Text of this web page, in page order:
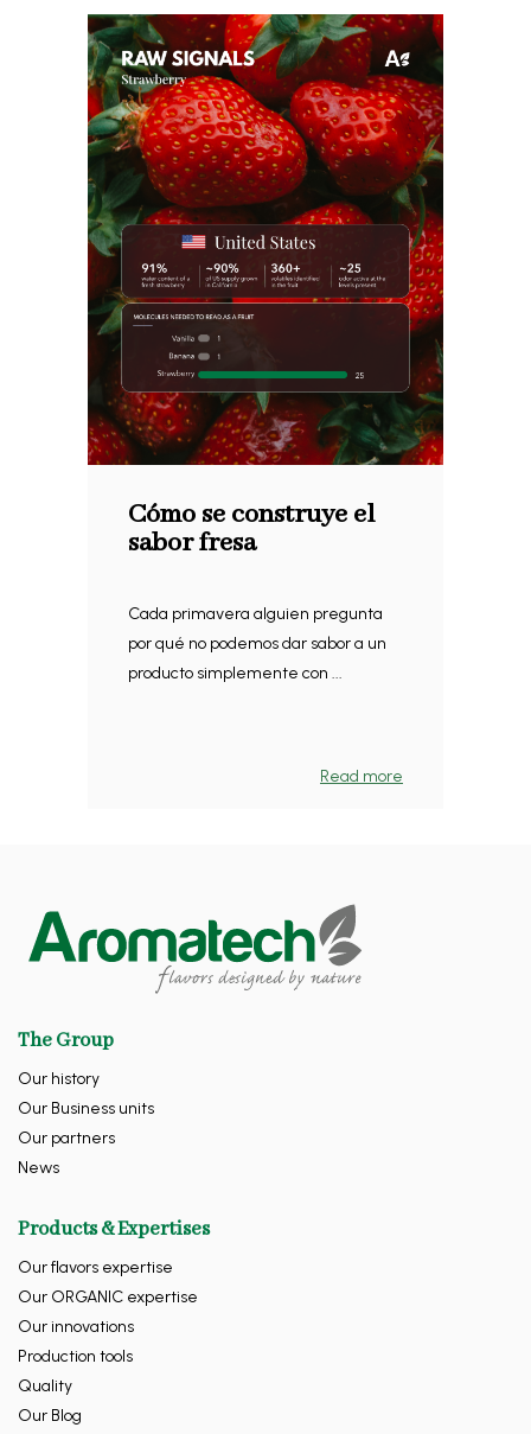
Cómo se construye el
sabor fresa
Cada primavera alguien pregunta
por qué no podemos dar sabor a un
producto simplemente con ...
Read more
The Group
Our history
Our Business units
Our partners
News
Products & Expertises
Our flavors expertise
Our ORGANIC expertise
Our innovations
Production tools
Quality
Our Blog